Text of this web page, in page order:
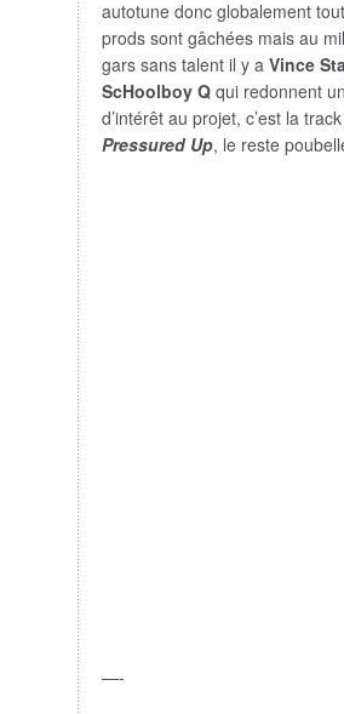
autotune donc globalement
prods sont gâchées mais au
gars sans talent il y a Vince
ScHoolboy Qqui redonnent
d’intérêt au projet, c’est la
Pressured Up, le reste
—-